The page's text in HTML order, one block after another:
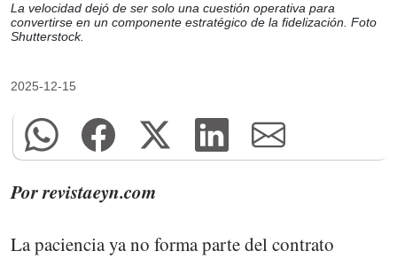
La velocidad dejó de ser solo una cuestión operativa para
convertirse en un componente estratégico de la fidelización. Foto
Shutterstock.
2025-12-15
Por revistaeyn.com
La paciencia ya no forma parte del contrato